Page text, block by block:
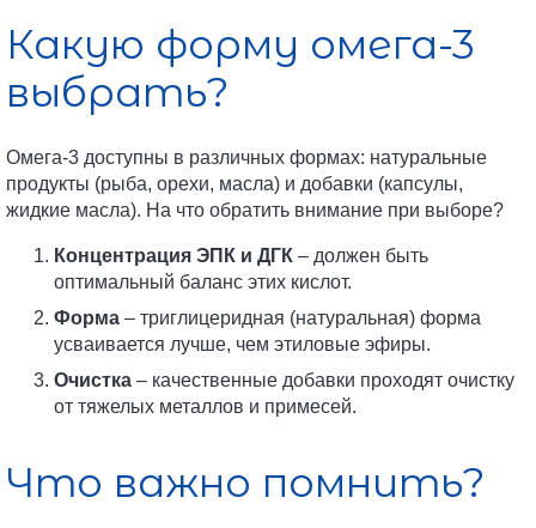
Какую форму омега-3
выбрать?
Омега-3 доступны в различных формах: натуральные
продукты (рыба, орехи, масла) и добавки (капсулы,
жидкие масла). На что обратить внимание при выборе?
Концентрация ЭПК и ДГК – должен быть
оптимальный баланс этих кислот.
Форма – триглицеридная (натуральная) форма
усваивается лучше, чем этиловые эфиры.
Очистка – качественные добавки проходят очистку
от тяжелых металлов и примесей.
Что важно помнить?